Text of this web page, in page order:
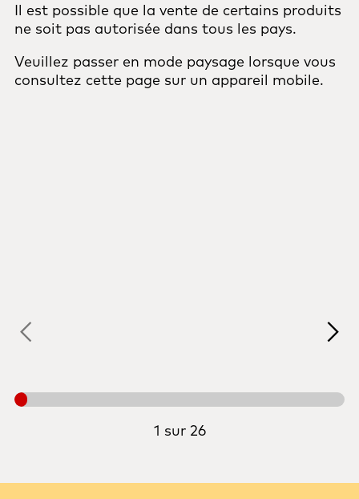
Il est possible que la vente de certains produits
ne soit pas autorisée dans tous les pays.
Veuillez passer en mode paysage lorsque vous
consultez cette page sur un appareil mobile.
1 sur 26